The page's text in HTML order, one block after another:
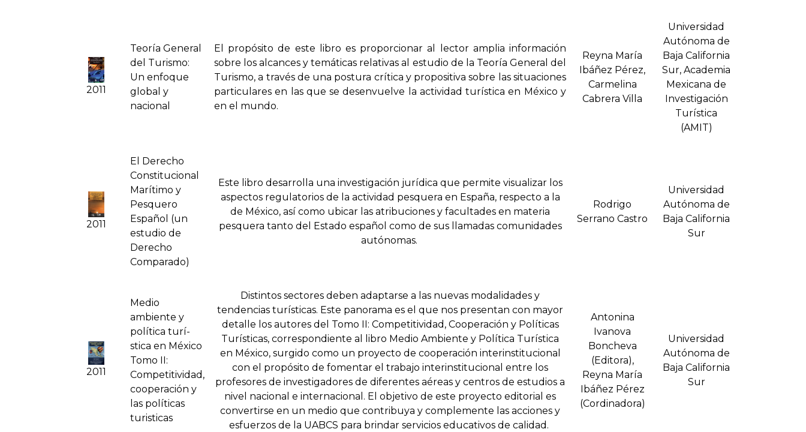
2011
Teorí­a General
del Turismo:
Un enfoque
global y
nacional
El propósito de este libro es proporcionar al lector amplia información
sobre los alcances y temáticas relativas al estudio de la Teoría General del
Turismo, a través de una postura crítica y propositiva sobre las situaciones
particulares en las que se desenvuelve la actividad turística en México y
en el mundo.
Reyna Marí­a
Ibáñez Pérez,
Carmelina
Cabrera Villa
Universidad
Autónoma de
Baja California
Sur, Academia
Mexicana de
Investigación
Turí­stica
(AMIT)
2011
El Derecho
Constitucional
Marí­timo y
Pesquero
Español (un
estudio de
Derecho
Comparado)
Este libro desarrolla una investigación jurídica que permite visualizar los
aspectos regulatorios de la actividad pesquera en España, respecto a la
de México, así como ubicar las atribuciones y facultades en materia
pesquera tanto del Estado español como de sus llamadas comunidades
autónomas.
Rodrigo
Serrano Castro
Universidad
Autónoma de
Baja California
Sur
2011
Medio
ambiente y
polí­tica turí­
stica en México
Tomo II:
Competitividad,
cooperación y
las polí­ticas
turisticas
Distintos sectores deben adaptarse a las nuevas modalidades y
tendencias turísticas. Este panorama es el que nos presentan con mayor
detalle los autores del Tomo II: Competitividad, Cooperación y Políticas
Turísticas, correspondiente al libro Medio Ambiente y Política Turística
en México, surgido como un proyecto de cooperación interinstitucional
con el propósito de fomentar el trabajo interinstitucional entre los
profesores de investigadores de diferentes aéreas y centros de estudios a
nivel nacional e internacional. El objetivo de este proyecto editorial es
convertirse en un medio que contribuya y complemente las acciones y
esfuerzos de la UABCS para brindar servicios educativos de calidad.
Antonina
Ivanova
Boncheva
(Editora),
Reyna Marí­a
Ibáñez Pérez
(Cordinadora)
Universidad
Autónoma de
Baja California
Sur